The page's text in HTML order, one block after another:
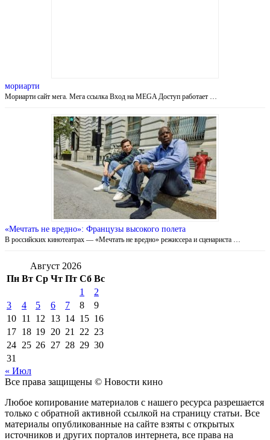
мориарти
Мориарти сайт мега. Мега ссылка Вход на MEGA Доступ работает …
«Мечтать не вредно»: Французы высокого полета
В российских кинотеатрах — «Мечтать не вредно» режиссера и сценариста …
Август 2026
Пн Вт Ср Чт Пт Сб Вс
1
2
3
4 5 6 7 8
9
10 11 12 13 14 15 16
17 18 19 20 21 22 23
24 25 26 27 28 29 30
31
« Июл
Все права защищены © Новости кино
Любое копирование материалов с нашего ресурса разрешается
только с обратной активной ссылкой на страницу статьи. Все
материалы опубликованные на сайте взяты с открытых
источников и других порталов интернета, все права на